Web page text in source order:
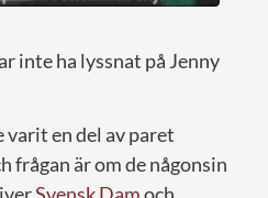
inte ha lyssnat på Jenny
en del av paret
frågan är om de någonsin